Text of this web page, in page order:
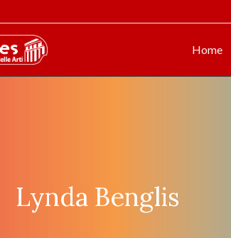
Home
Lynda Benglis